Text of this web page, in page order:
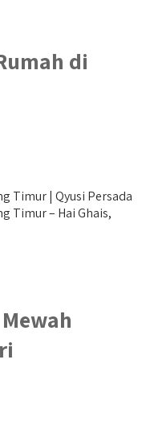
di
Timur | Qyusi Persada
Timur – Hai Ghais,